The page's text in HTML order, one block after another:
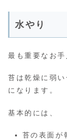
水やり
最も重要なお手
苔は乾燥に弱
になります。
基本的には、
苔の表面が